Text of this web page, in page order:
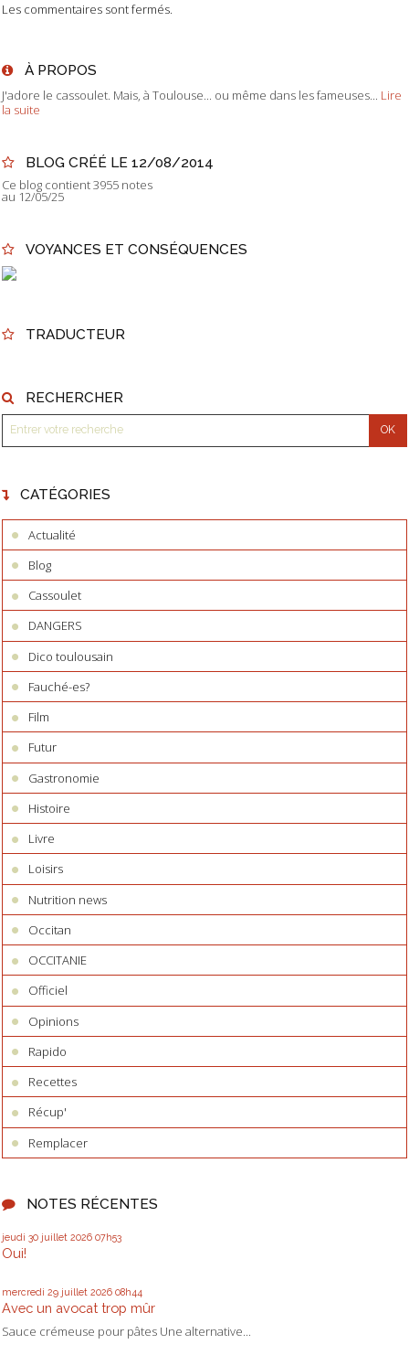
Les commentaires sont fermés.
À PROPOS
J'adore le cassoulet. Mais, à Toulouse... ou même dans les fameuses...
Lire
la suite
BLOG CRÉÉ LE 12/08/2014
Ce blog contient 3955 notes
au 12/05/25
VOYANCES ET CONSÉQUENCES
TRADUCTEUR
RECHERCHER
CATÉGORIES
Actualité
Blog
Cassoulet
DANGERS
Dico toulousain
Fauché-es?
Film
Futur
Gastronomie
Histoire
Livre
Loisirs
Nutrition news
Occitan
OCCITANIE
Officiel
Opinions
Rapido
Recettes
Récup'
Remplacer
NOTES RÉCENTES
jeudi 30 juillet 2026 07h53
Oui!
mercredi 29 juillet 2026 08h44
Avec un avocat trop mûr
Sauce crémeuse pour pâtes Une alternative...